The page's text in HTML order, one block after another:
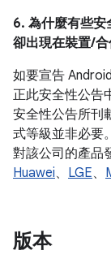
6. 為什麼有些安
卻出現在裝置/
如要宣告
正此安全性公告
安全性公告所刊
式等級並非必要
對該公司的產品
Huawei、 LGE、
版本